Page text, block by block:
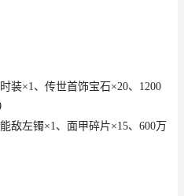
×1、传世首饰宝石×20、1200
左镯×1、面甲碎片×15、600万